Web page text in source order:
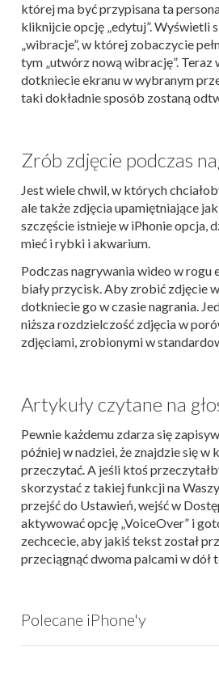
której ma być przypisana ta
kliknijcie opcję „edytuj”. Wyświetli
„wibracje”, w której zobaczycie
tym „utwórz nową wibrację”. Teraz
dotkniecie ekranu w wybranym
taki dokładnie sposób zostaną
Zrób zdjęcie podczas
Jest wiele chwil, w których
ale także zdjęcia upamiętniające
szczęście istnieje w iPhonie opcja,
mieć i rybki i akwarium.
Podczas nagrywania wideo w rogu
biały przycisk. Aby zrobić zdjęcie
dotkniecie go w czasie nagrania.
niższa rozdzielczość zdjęcia w
zdjęciami, zrobionymi w
Artykuły czytane na
Pewnie każdemu zdarza się
później w nadziei, że znajdzie się w
przeczytać. A jeśli ktoś
skorzystać z takiej funkcji na
przejść do Ustawień, wejść w
aktywować opcję „VoiceOver” i
zechcecie, aby jakiś tekst został
przeciągnąć dwoma palcami w dół
Polecane iPhone'y